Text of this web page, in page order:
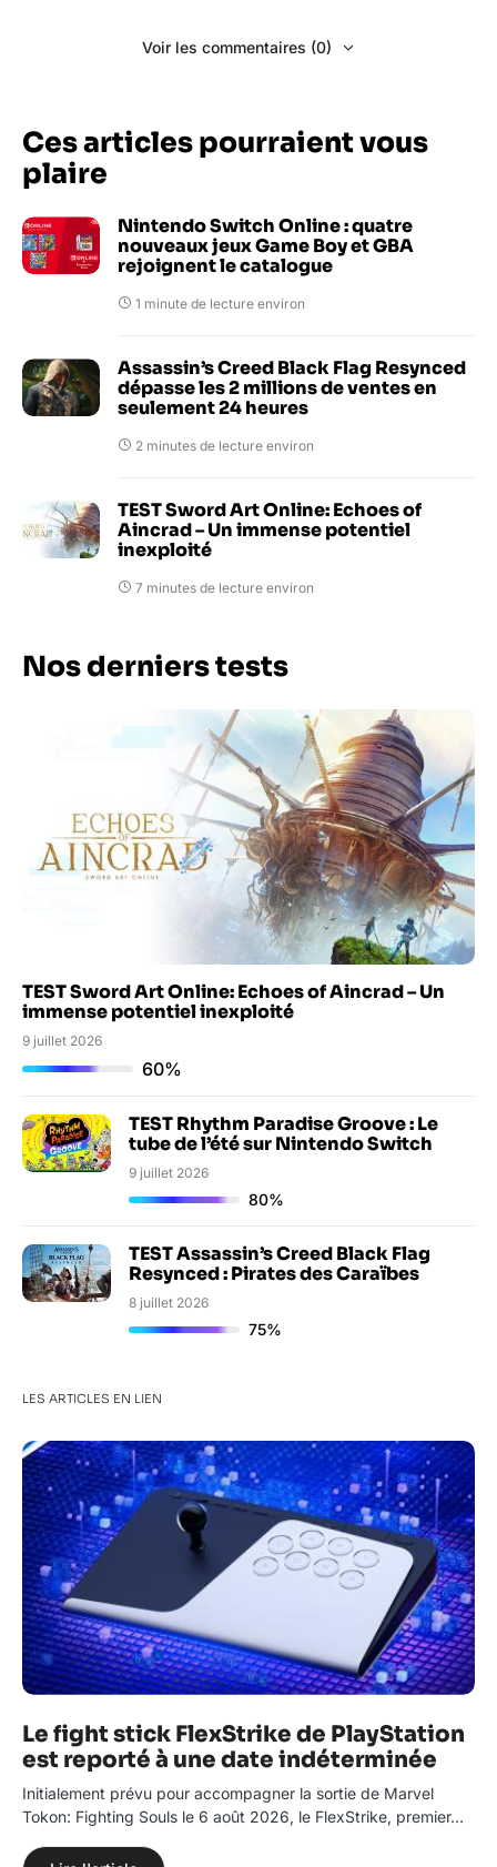
Voir les commentaires (0)
Ces articles pourraient vous
plaire
Nintendo Switch Online : quatre
nouveaux jeux Game Boy et GBA
rejoignent le catalogue
1 minute de lecture environ
Assassin’s Creed Black Flag Resynced
dépasse les 2 millions de ventes en
seulement 24 heures
2 minutes de lecture environ
TEST Sword Art Online: Echoes of
Aincrad – Un immense potentiel
inexploité
7 minutes de lecture environ
Nos derniers tests
TEST Sword Art Online: Echoes of Aincrad – Un
immense potentiel inexploité
9 juillet 2026
60%
TEST Rhythm Paradise Groove : Le
tube de l’été sur Nintendo Switch
9 juillet 2026
80%
TEST Assassin’s Creed Black Flag
Resynced : Pirates des Caraïbes
8 juillet 2026
75%
LES ARTICLES EN LIEN
Le fight stick FlexStrike de PlayStation
est reporté à une date indéterminée
Initialement prévu pour accompagner la sortie de Marvel
Tokon: Fighting Souls le 6 août 2026, le FlexStrike, premier…